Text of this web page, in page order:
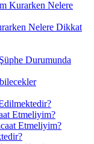
Kurarken Nelere
Nelere Dikkat
Durumunda
Etmeliyim?
Etmeliyim?